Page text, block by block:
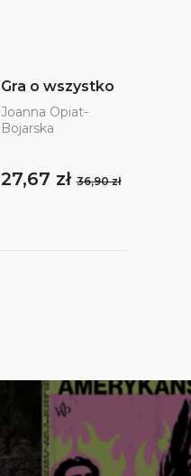
Gra o wszystko
Joanna Opiat-
Bojarska
27,67 zł36,90 zł